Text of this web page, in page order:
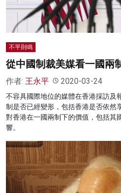
不平則鳴
從中國制裁美媒看一國兩
作者: 王永平 2020-03-24
不容具國際地位的媒體在香港採訪及
制是否已經變形，包括香港是否依然
對香港在一國兩制下的價值，包括其
響。